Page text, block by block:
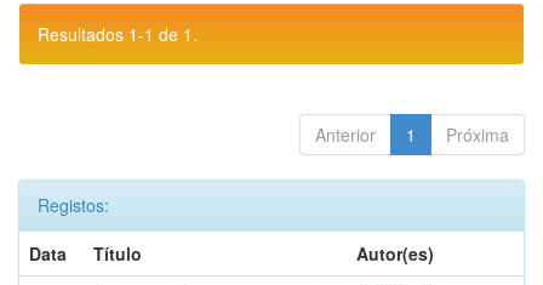
Resultados 1-1 de 1.
Anterior 1 Próxima
Registos:
Data
Título
Autor(es)